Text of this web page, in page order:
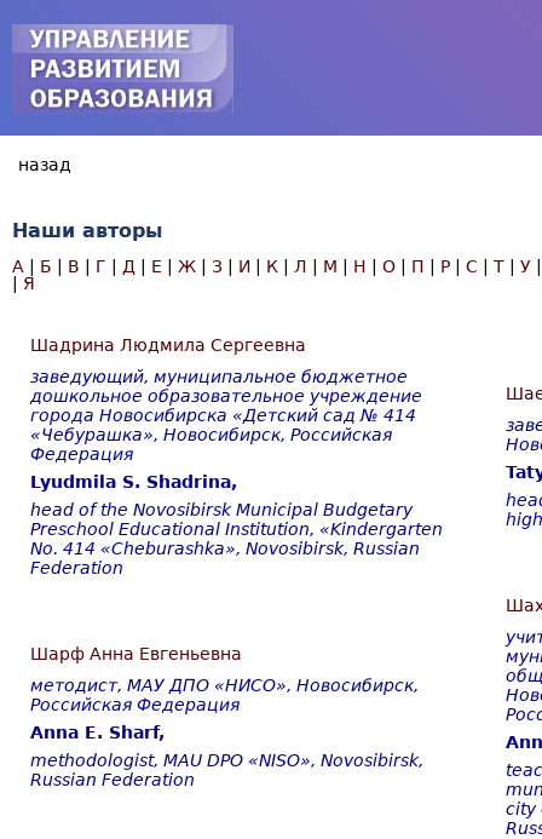
Наши авторы
А Б В Г Д Е Ж З И К Л М Н О П Р С Т У
Я
Шадрина Людмила Сергеевна
заведующий, муниципальное бюджетное
дошкольное образовательное учреждение
города Новосибирска «Детский сад № 414
«Чебурашка», Новосибирск, Российская
Федерация
Lyudmila S. Shadrina,
head of the Novosibirsk Municipal Budgetary
Preschool Educational Institution, «Kindergarten
No. 414 «Cheburashka», Novosibirsk, Russian
Federation
Шарф Анна Евгеньевна
методист, МАУ ДПО «НИСО», Новосибирск,
Российская Федерация
Anna E. Sharf,
methodologist, MAU DPO «NISO», Novosibirsk,
Russian Federation
city